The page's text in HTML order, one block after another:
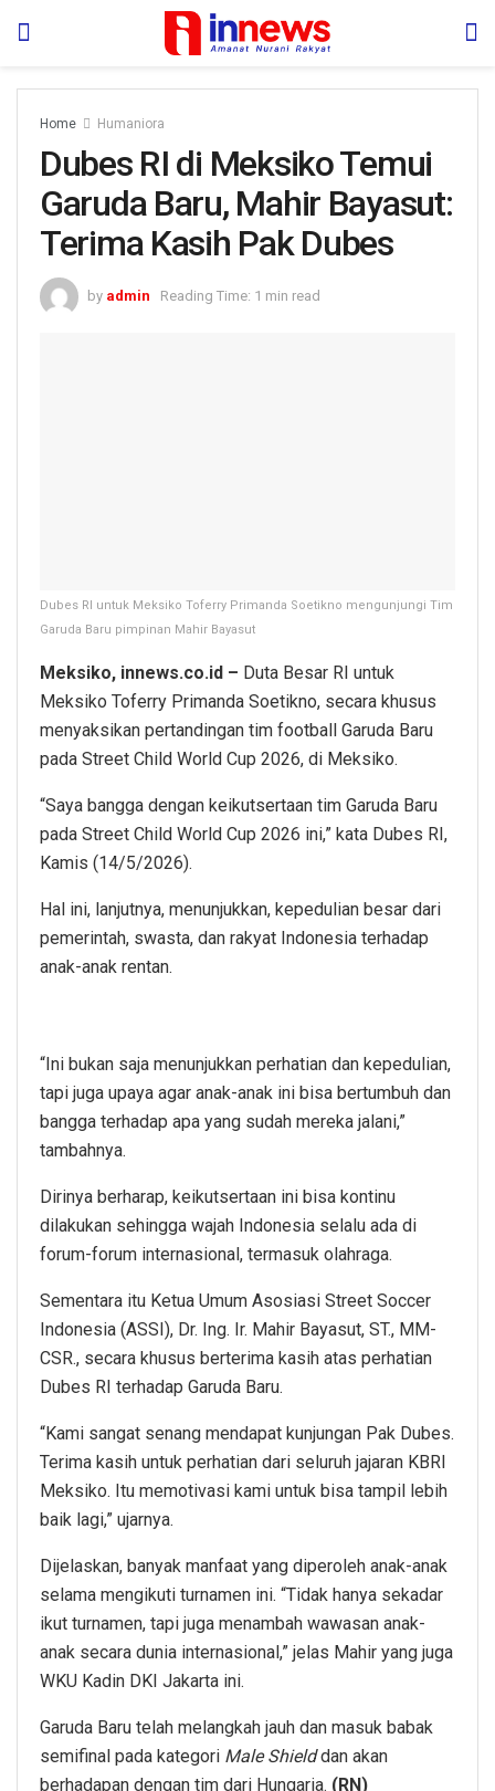
Home Humaniora
Dubes RI di Meksiko Temui
Garuda Baru, Mahir Bayasut:
Terima Kasih Pak Dubes
by admin Reading Time: 1 min read
Dubes RI untuk Meksiko Toferry Primanda Soetikno mengunjungi Tim
Garuda Baru pimpinan Mahir Bayasut
Meksiko, innews.co.id – Duta Besar RI untuk
Meksiko Toferry Primanda Soetikno, secara khusus
menyaksikan pertandingan tim football Garuda Baru
pada Street Child World Cup 2026, di Meksiko.
“Saya bangga dengan keikutsertaan tim Garuda Baru
pada Street Child World Cup 2026 ini,” kata Dubes RI,
Kamis (14/5/2026).
Hal ini, lanjutnya, menunjukkan, kepedulian besar dari
pemerintah, swasta, dan rakyat Indonesia terhadap
anak-anak rentan.
“Ini bukan saja menunjukkan perhatian dan kepedulian,
tapi juga upaya agar anak-anak ini bisa bertumbuh dan
bangga terhadap apa yang sudah mereka jalani,”
tambahnya.
Dirinya berharap, keikutsertaan ini bisa kontinu
dilakukan sehingga wajah Indonesia selalu ada di
forum-forum internasional, termasuk olahraga.
Sementara itu Ketua Umum Asosiasi Street Soccer
Indonesia (ASSI), Dr. Ing. Ir. Mahir Bayasut, ST., MM-
CSR., secara khusus berterima kasih atas perhatian
Dubes RI terhadap Garuda Baru.
“Kami sangat senang mendapat kunjungan Pak Dubes.
Terima kasih untuk perhatian dari seluruh jajaran KBRI
Meksiko. Itu memotivasi kami untuk bisa tampil lebih
baik lagi,” ujarnya.
Dijelaskan, banyak manfaat yang diperoleh anak-anak
selama mengikuti turnamen ini. “Tidak hanya sekadar
ikut turnamen, tapi juga menambah wawasan anak-
anak secara dunia internasional,” jelas Mahir yang juga
WKU Kadin DKI Jakarta ini.
Garuda Baru telah melangkah jauh dan masuk babak
semifinal pada kategori Male Shielddan akan
berhadapan dengan tim dari Hungaria. (RN)